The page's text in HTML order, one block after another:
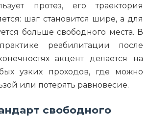
протез, его траектория
шаг становится шире, а для
больше свободного места. В
реабилитации после
акцент делается на
узких проходов, где можно
или потерять равновесие.
свободного